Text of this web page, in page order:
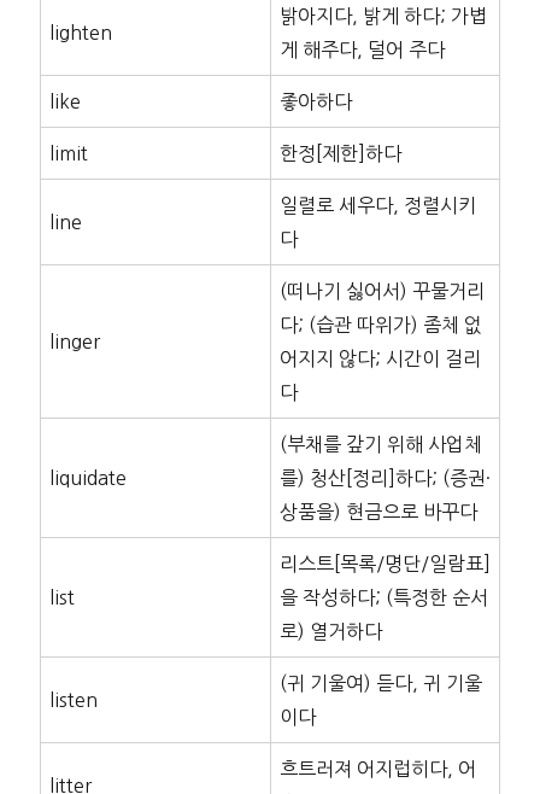
lighten
밝아지다, 밝게 하다; 가볍
게 해주다, 덜어 주다
like 좋아하다
limit 한정[제한]하다
line
일렬로 세우다, 정렬시키
다
linger
(떠나기 싫어서) 꾸물거리
다; (습관 따위가) 좀체 없
어지지 않다; 시간이 걸리
다
liquidate
(부채를 갚기 위해 사업체
를) 청산[정리]하다; (증권·
상품을) 현금으로 바꾸다
list
리스트[목록/명단/일람표]
을 작성하다; (특정한 순서
로) 열거하다
listen
(귀 기울여) 듣다, 귀 기울
이다
litter
흐트러져 어지럽히다, 어